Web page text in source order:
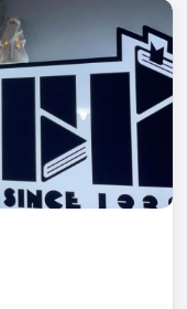
сложностей